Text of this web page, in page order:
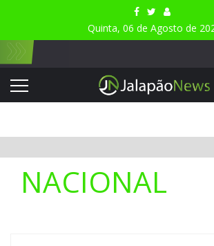
Quinta, 06 de Agosto de
NACIONAL